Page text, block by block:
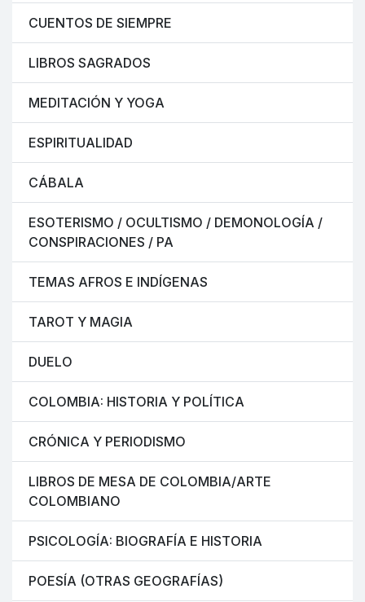
CUENTOS DE SIEMPRE
LIBROS SAGRADOS
MEDITACIÓN Y YOGA
ESPIRITUALIDAD
CÁBALA
ESOTERISMO / OCULTISMO / DEMONOLOGÍA /
CONSPIRACIONES / PA
TEMAS AFROS E INDÍGENAS
TAROT Y MAGIA
DUELO
COLOMBIA: HISTORIA Y POLÍTICA
CRÓNICA Y PERIODISMO
LIBROS DE MESA DE COLOMBIA/ARTE
COLOMBIANO
PSICOLOGÍA: BIOGRAFÍA E HISTORIA
POESÍA (OTRAS GEOGRAFÍAS)